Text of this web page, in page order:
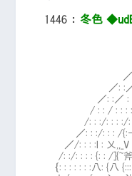
1446 ： 冬色
'"￣
／: : : : : : :j:
／: :／: : : : :
／: :／ : : : | : : :
/ : : / : : : : : j: : :
/: : :/: : : :/: :/{: :
／: : :/: : : /{:―-|､:
／/: : : :l : 乂,,_V ‐
/: :/: : : : {: : /]{~
｛: : : : : : :八: {八